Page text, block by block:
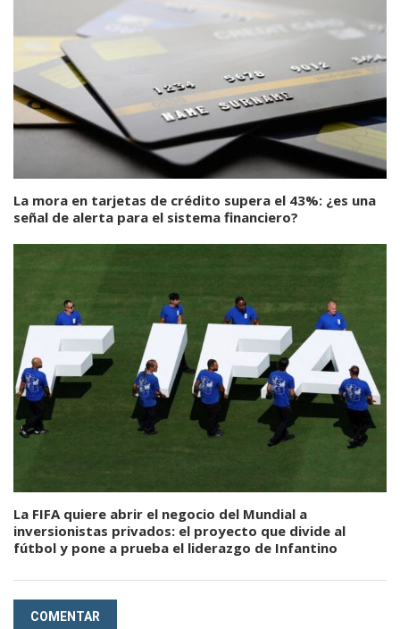
La mora en tarjetas de crédito supera el 43%: ¿es una
señal de alerta para el sistema financiero?
La FIFA quiere abrir el negocio del Mundial a
inversionistas privados: el proyecto que divide al
fútbol y pone a prueba el liderazgo de Infantino
COMENTAR